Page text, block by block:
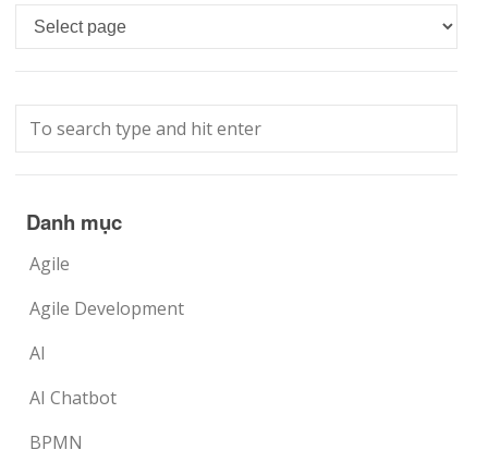
Languages
Danh mục
Agile
Agile Development
AI
AI Chatbot
BPMN